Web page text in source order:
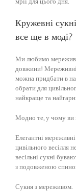
Кружевні
все ще в моді?
Ми любимо
довжини! Мереживні
можна придбати в
обрати для
найкраще та
Модно те, у чому ви
Елегантні
цивільного весілля
весільні сукні
з подовженою
Сукня з мереживом.